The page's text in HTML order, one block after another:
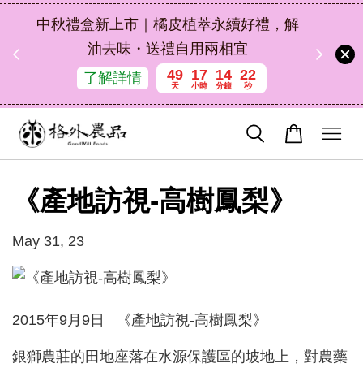
中秋禮盒新上市｜橘皮植萃永續好禮，解
油去味・送禮自用兩相宜
了解詳情
49
天
17
小時
14
分鐘
22
秒
《產地訪視-高樹鳳梨》
May 31, 23
2015年9月9日 《產地訪視-高樹鳳梨》
銀獅農莊的田地座落在水源保護區的坡地上，對農藥